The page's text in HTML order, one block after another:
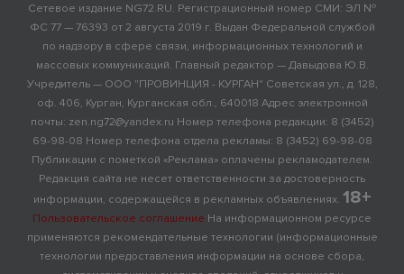
Сетевое издание NG72.RU. Регистрационный номер СМИ: ЭЛ №
ФС 77 — 76393 от 2 августа 2019 г. Выдан Федеральной службой
по надзору в сфере связи, информационных технологий и
массовых коммуникаций. Главный редактор — Давыдова Ю.В.
Учредитель — ООО "ПРОВИНЦИЯ - КУРГАН" Советская ул., д. 128,
оф. 406, Курган, Курганская обл., 640018 Адрес электронной
почты: zen.ng72@yandex.ru Номер телефона редакции: 8 (3452)
69-98-08 Номер телефона отдела рекламы: 8 (3452) 69-98-08
Публикации с пометкой «Реклама» оплачены рекламодателем.
Редакция сайта не несет ответственности за достоверность
информации, содержащейся в рекламных объявлениях. 18+
Пользовательское соглашение На информационном ресурсе
применяются рекомендательные технологии (информационные
технологии предоставления информации на основе сбора,